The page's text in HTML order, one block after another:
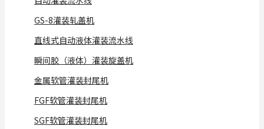
GS-8灌装轧盖机
直线式自动液体灌装流水线
瞬间胶（液体）灌装旋盖机
金属软管灌装封尾机
FGF软管灌装封尾机
SGF软管灌装封尾机